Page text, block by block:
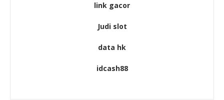
link gacor
Judi slot
data hk
idcash88